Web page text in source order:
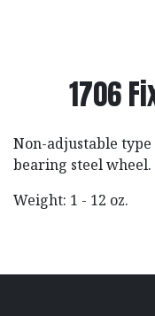
1706
Non-adjustable
bearing steel wheel.
Weight: 1 - 12 oz.